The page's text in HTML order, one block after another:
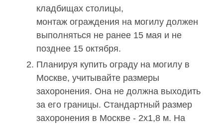
кладбищах столицы,
монтаж ограждения на могилу должен
выполняться не ранее 15 мая и не
позднее 15 октября.
Планируя купить ограду на могилу в
Москве, учитывайте размеры
захоронения. Она не должна выходить
за его границы. Стандартный размер
захоронения в Москве - 2х1,8 м. На